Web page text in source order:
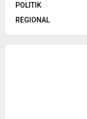
POLITIK
REGIONAL